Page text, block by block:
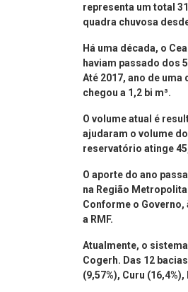
representa um total
quadra chuvosa
Há uma década, o
haviam passado dos
Até 2017, ano de
chegou a 1,2 bi m³.
O volume atual é
ajudaram o volume
reservatório atinge
O aporte do ano
na Região
Conforme o Governo,
a RMF.
Atualmente, o
Cogerh. Das 12
(9,57%), Curu